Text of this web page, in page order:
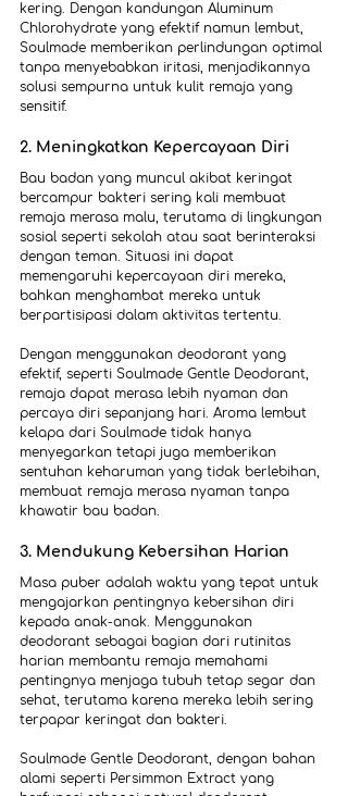
kering. Dengan kandungan Aluminum
Chlorohydrate yang efektif namun lembut,
Soulmade memberikan perlindungan optimal
tanpa menyebabkan iritasi, menjadikannya
solusi sempurna untuk kulit remaja yang
sensitif.
2. Meningkatkan Kepercayaan Diri
Bau badan yang muncul akibat keringat
bercampur bakteri sering kali membuat
remaja merasa malu, terutama di lingkungan
sosial seperti sekolah atau saat berinteraksi
dengan teman. Situasi ini dapat
memengaruhi kepercayaan diri mereka,
bahkan menghambat mereka untuk
berpartisipasi dalam aktivitas tertentu.
Dengan menggunakan deodorant yang
efektif, seperti Soulmade Gentle Deodorant,
remaja dapat merasa lebih nyaman dan
percaya diri sepanjang hari. Aroma lembut
kelapa dari Soulmade tidak hanya
menyegarkan tetapi juga memberikan
sentuhan keharuman yang tidak berlebihan,
membuat remaja merasa nyaman tanpa
khawatir bau badan.
3. Mendukung Kebersihan Harian
Masa puber adalah waktu yang tepat untuk
mengajarkan pentingnya kebersihan diri
kepada anak-anak. Menggunakan
deodorant sebagai bagian dari rutinitas
harian membantu remaja memahami
pentingnya menjaga tubuh tetap segar dan
sehat, terutama karena mereka lebih sering
terpapar keringat dan bakteri.
Soulmade Gentle Deodorant, dengan bahan
alami seperti Persimmon Extract yang